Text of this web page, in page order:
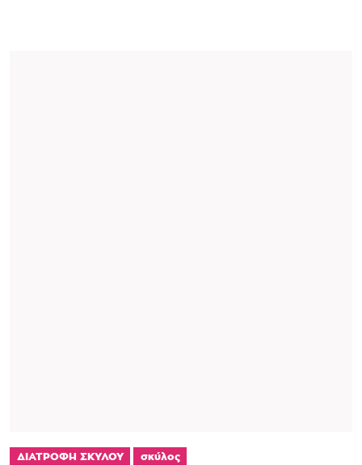
ΔΙΑΤΡΟΦΗ ΣΚΥΛΟΥ σκύλος